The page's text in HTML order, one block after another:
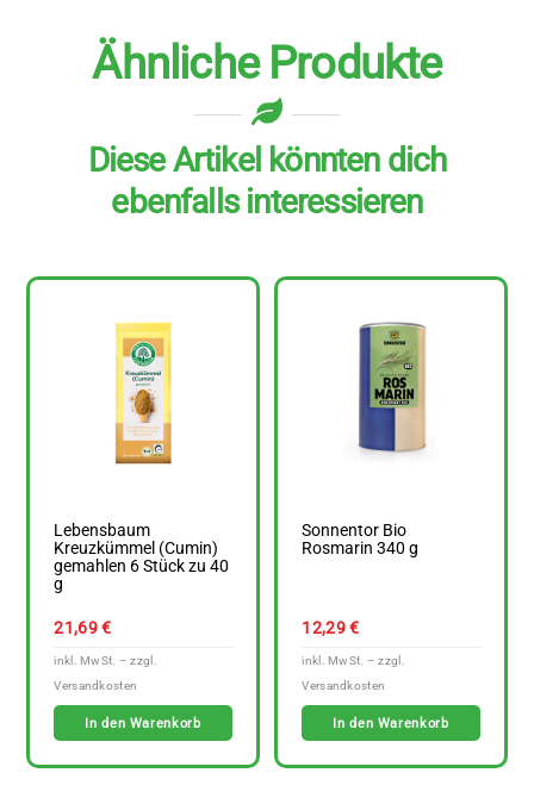
Ähnliche Produkte
Diese Artikel könnten dich
ebenfalls interessieren
Lebensbaum
Kreuzkümmel (Cumin)
gemahlen 6 Stück zu 40
g
21,69€
In den Warenkorb
Sonnentor Bio
Rosmarin 340 g
12,29€
In den Warenkorb